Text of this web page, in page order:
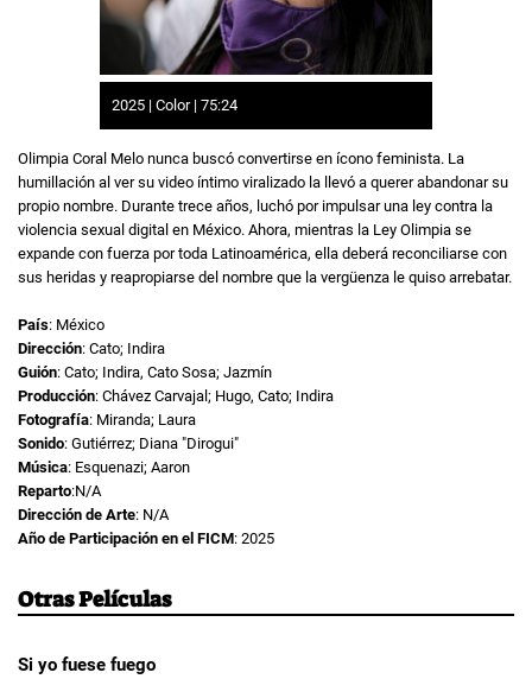
2025 | Color | 75:24
Olimpia Coral Melo nunca buscó convertirse en ícono feminista. La
humillación al ver su video íntimo viralizado la llevó a querer abandonar su
propio nombre. Durante trece años, luchó por impulsar una ley contra la
violencia sexual digital en México. Ahora, mientras la Ley Olimpia se
expande con fuerza por toda Latinoamérica, ella deberá reconciliarse con
sus heridas y reapropiarse del nombre que la vergüenza le quiso arrebatar.
País: México
Dirección: Cato; Indira
Guión: Cato; Indira, Cato Sosa; Jazmín
Producción: Chávez Carvajal; Hugo, Cato; Indira
Fotografía: Miranda; Laura
Sonido: Gutiérrez; Diana "Dirogui"
Música: Esquenazi; Aaron
Reparto:N/A
Dirección de Arte: N/A
Año de Participación en el FICM: 2025
Otras Películas
Si yo fuese fuego